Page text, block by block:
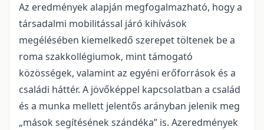
Az eredmények alapján megfogalmazható, hogy a
társadalmi mobilitással járó kihívások
megélésében kiemelkedő szerepet töltenek be a
roma szakkollégiumok, mint támogató
közösségek, valamint az egyéni erőforrások és a
családi háttér. A jövőképpel kapcsolatban a család
és a munka mellett jelentős arányban jelenik meg
„mások segítésének szándéka” is. Azeredmények